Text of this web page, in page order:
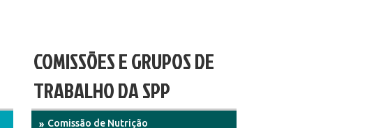
COMISSÕES E GRUPOS DE
TRABALHO DA SPP
Comissão de Nutrição